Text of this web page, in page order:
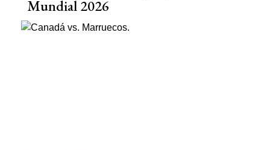
Mundial 2026